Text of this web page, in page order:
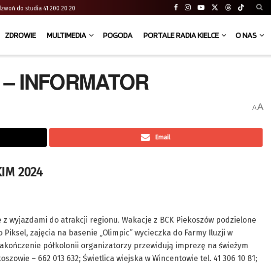
do studia 41 200 20 20
ZDROWIE MULTIMEDIA POGODA PORTALE RADIA KIELCE O NAS
INFORMATOR
AA
Email
2024
wyjazdami do atrakcji regionu. Wakacje z BCK Piekoszów podzielone
zajęcia na basenie „Olimpic” wycieczka do Farmy Iluzji w
półkolonii organizatorzy przewidują imprezę na świeżym
– 662 013 632; Świetlica wiejska w Wincentowie tel. 41 306 10 81;